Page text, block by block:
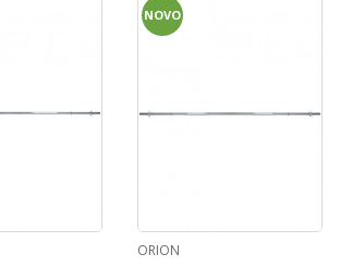
NOVO
ORION